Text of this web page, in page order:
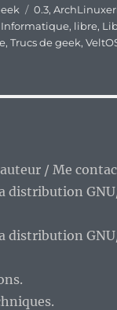
Étiquettes
0.3,
Informatique, libre,
,Trucs de geek,
/ Me
distribution
distribution